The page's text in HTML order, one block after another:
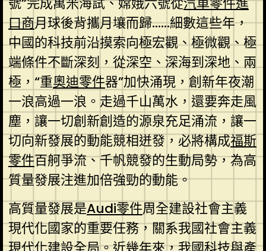
口商月球後背攜月壤而歸……細數這些年，
中國的科技前沿摸索向極宏觀、極微觀、極
端條件不斷深刻，從深空、深海到深地、兩
極，“重奧迪零件器”加快涌現，創新年夜潮
一浪高過一浪。走過千山萬水，還要奔走風
塵，讓一切創新創造的源泉充足涌流，讓一
切向新發展的動能競相迸發，必將構成福斯
零件百舸爭流、千帆競發的生動局勢，為高
質量發展注進加倍強勁的動能。
高質量發展是Audi零件周全建設社會主義
現代化國家的重要任務，關系我國社會主義